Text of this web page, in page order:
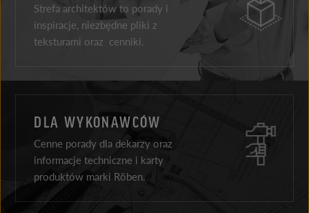
Strefa architektów to porady i
inspiracje, niezbędne pliki z
teksturami oraz cenniki.
DLA WYKONAWCÓW
Cenne porady dla dekarzy oraz
informacje techniczne i karty
produktów marki Röben.